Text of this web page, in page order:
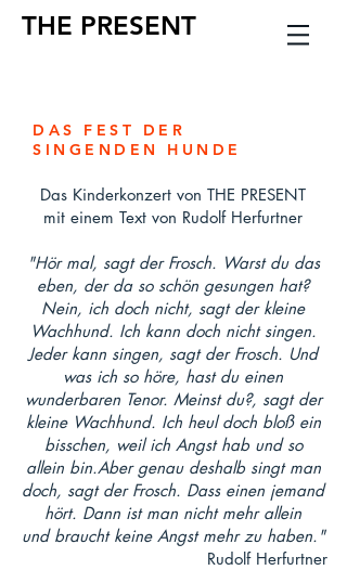
THE PRESENT
DAS FEST DER
SINGENDEN HUNDE
Das Kinderkonzert von THE PRESENT
mit einem Text von Rudolf Herfurtner
"Hör mal, sagt der Frosch. Warst du das
eben, der da so schön gesungen hat?
Nein, ich doch nicht, sagt der kleine
Wachhund. Ich kann doch nicht singen.
Jeder kann singen, sagt der Frosch. Und
was ich so höre, hast du einen
wunderbaren Tenor. Meinst du?, sagt der
kleine Wachhund. Ich heul doch bloß ein
bisschen, weil ich Angst hab und so
allein bin.Aber genau deshalb singt man
doch, sagt der Frosch. Dass einen jemand
hört. Dann ist man nicht mehr allein
und braucht keine Angst mehr zu haben."
Rudolf Herfurtner